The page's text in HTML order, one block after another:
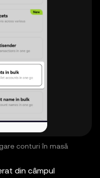
conturi în masă
din câmpul